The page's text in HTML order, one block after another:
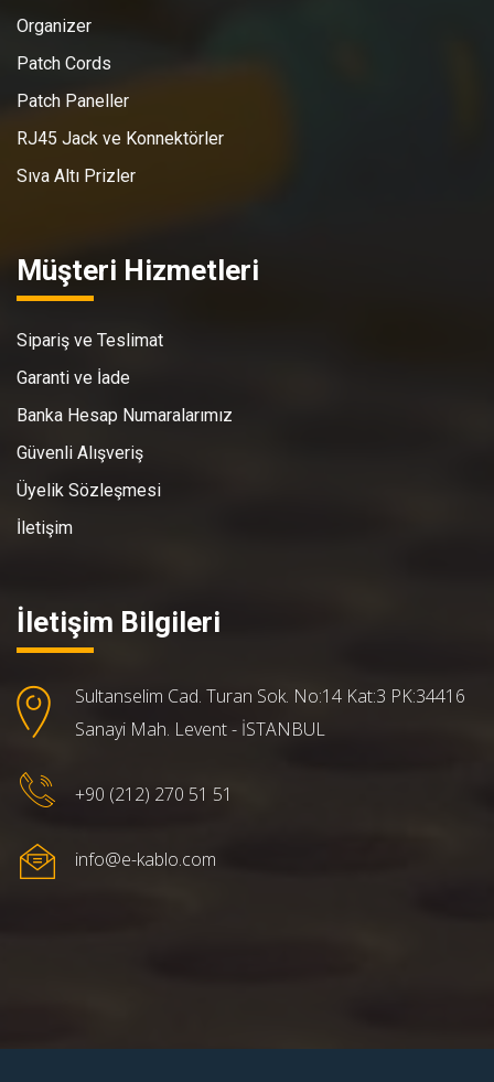
Organizer
Patch Cords
Patch Paneller
RJ45 Jack ve Konnektörler
Sıva Altı Prizler
Müşteri Hizmetleri
Sipariş ve Teslimat
Garanti ve İade
Banka Hesap Numaralarımız
Güvenli Alışveriş
Üyelik Sözleşmesi
İletişim
İletişim Bilgileri
Sultanselim Cad. Turan Sok. No:14 Kat:3 PK:34416
Sanayi Mah. Levent - İSTANBUL
+90 (212) 270 51 51
info@e-kablo.com